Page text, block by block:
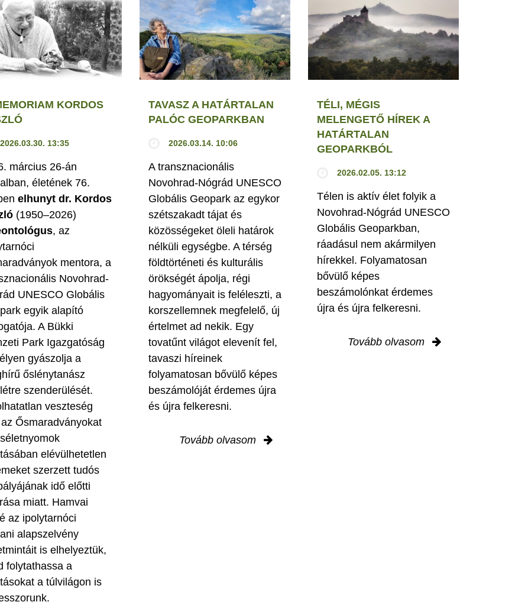
KORDOS
2026.03.30. 13:35
március 26-án
életének 76.
elhunyt dr. Kordos
(1950–2026)
, az
mentora, a
Novohrad-
UNESCO Globális
egyik alapító
A Bükki
Park Igazgatóság
gyászolja a
őslénytanász
szenderülését.
veszteség
Ősmaradványokat
elévülhetetlen
szerzett tudós
idő előtti
miatt. Hamvai
az ipolytarnóci
alapszelvény
is elhelyeztük,
folytathassa a
a túlvilágon is
TAVASZ A HATÁRTALAN
PALÓC GEOPARKBAN
2026.03.14. 10:06
A transznacionális
Novohrad-Nógrád UNESCO
Globális Geopark az egykor
szétszakadt tájat és
közösségeket öleli határok
nélküli egységbe. A térség
földtörténeti és kulturális
örökségét ápolja, régi
hagyományait is feléleszti, a
korszellemnek megfelelő, új
értelmet ad nekik. Egy
tovatűnt világot elevenít fel,
tavaszi híreinek
folyamatosan bővülő képes
beszámolóját érdemes újra
és újra felkeresni.
Tovább olvasom
TÉLI, MÉGIS
MELENGETŐ HÍREK A
HATÁRTALAN
GEOPARKBÓL
2026.02.05. 13:12
Télen is aktív élet folyik a
Novohrad-Nógrád UNESCO
Globális Geoparkban,
ráadásul nem akármilyen
hírekkel. Folyamatosan
bővülő képes
beszámolónkat érdemes
újra és újra felkeresni.
Tovább olvasom